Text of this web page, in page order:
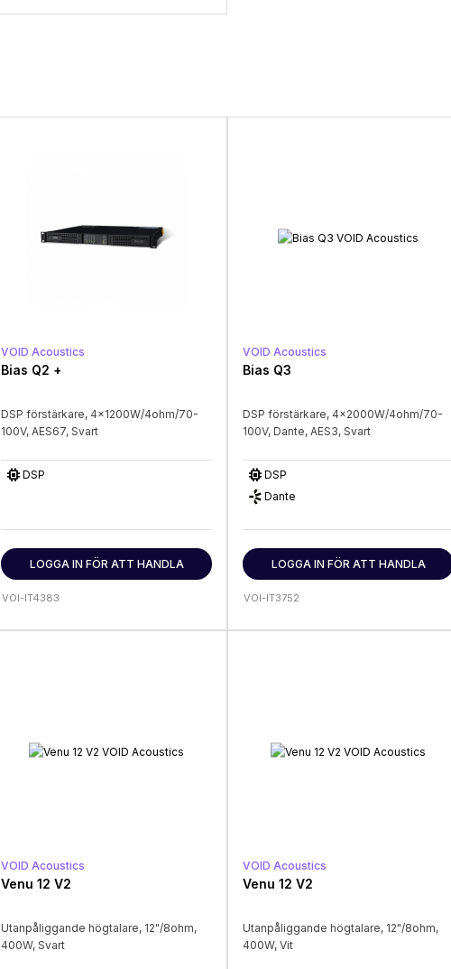
VOID Acoustics
Bias Q2 +
DSP förstärkare, 4x1200W/4ohm/70-
100V, AES67, Svart
memory DSP
LOGGA IN FÖR ATT HANDLA
VOI-IT4383
VOID Acoustics
Bias Q3
DSP förstärkare, 4x2000W/4ohm/70-
100V, Dante, AES3, Svart
memory DSP
Dante
LOGGA IN FÖR ATT HANDLA
VOI-IT3752
VOID Acoustics
Venu 12 V2
Utanpåliggande högtalare, 12"/8ohm,
400W, Svart
VOID Acoustics
Venu 12 V2
Utanpåliggande högtalare, 12"/8ohm,
400W, Vit